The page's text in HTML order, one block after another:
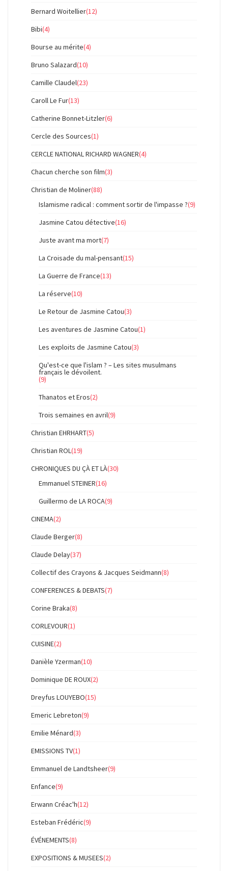
Bernard Woitellier(12)
Bibi(4)
Bourse au mérite(4)
Bruno Salazard(10)
Camille Claudel(23)
Caroll Le Fur(13)
Catherine Bonnet-Litzler(6)
Cercle des Sources(1)
CERCLE NATIONAL RICHARD WAGNER(4)
Chacun cherche son film(3)
Christian de Moliner(88)
Islamisme radical : comment sortir de l'impasse ?(9)
Jasmine Catou détective(16)
Juste avant ma mort(7)
La Croisade du mal-pensant(15)
La Guerre de France(13)
La réserve(10)
Le Retour de Jasmine Catou(3)
Les aventures de Jasmine Catou(1)
Les exploits de Jasmine Catou(3)
Qu'est-ce que l'islam ? – Les sites musulmans
français le dévoilent.
(9)
Thanatos et Eros(2)
Trois semaines en avril(9)
Christian EHRHART(5)
Christian ROL(19)
CHRONIQUES DU ÇÀ ET LÀ(30)
Emmanuel STEINER(16)
Guillermo de LA ROCA(9)
CINEMA(2)
Claude Berger(8)
Claude Delay(37)
Collectif des Crayons & Jacques Seidmann(8)
CONFERENCES & DEBATS(7)
Corine Braka(8)
CORLEVOUR(1)
CUISINE(2)
Danièle Yzerman(10)
Dominique DE ROUX(2)
Dreyfus LOUYEBO(15)
Emeric Lebreton(9)
Emilie Ménard(3)
EMISSIONS TV(1)
Emmanuel de Landtsheer(9)
Enfance(9)
Erwann Créac'h(12)
Esteban Frédéric(9)
ÉVÉNEMENTS(8)
EXPOSITIONS & MUSEES(2)